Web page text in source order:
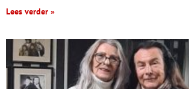
Lees verder »